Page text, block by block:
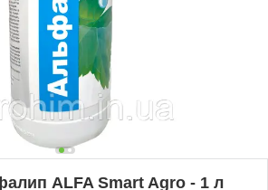
ALFA Smart Agro - 1 л